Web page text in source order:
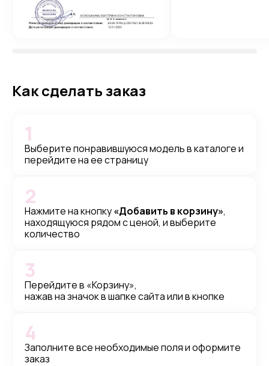
Как сделать заказ
Выберите понравившуюся модель в каталоге и
перейдите на ее страницу
1
Нажмите на кнопку«Добавить в корзину»,
находящуюся рядом с ценой, и выберите
количество
2
Перейдите в «Корзину»,
нажав на значок в шапке сайта или в кнопке
3
Заполните все необходимые поля и оформите
заказ
4